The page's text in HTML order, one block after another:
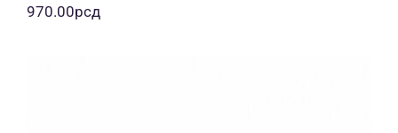
970.00рсд